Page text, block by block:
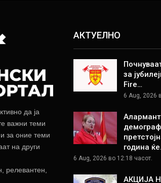
да ја
важни теми
за оние теми
на други
релевантен,
АКТУЕЛНО
за
Fire…
6 Aug, 2026
година
6 Aug, 2026 во 12:18 часот.
АКЦИЈА